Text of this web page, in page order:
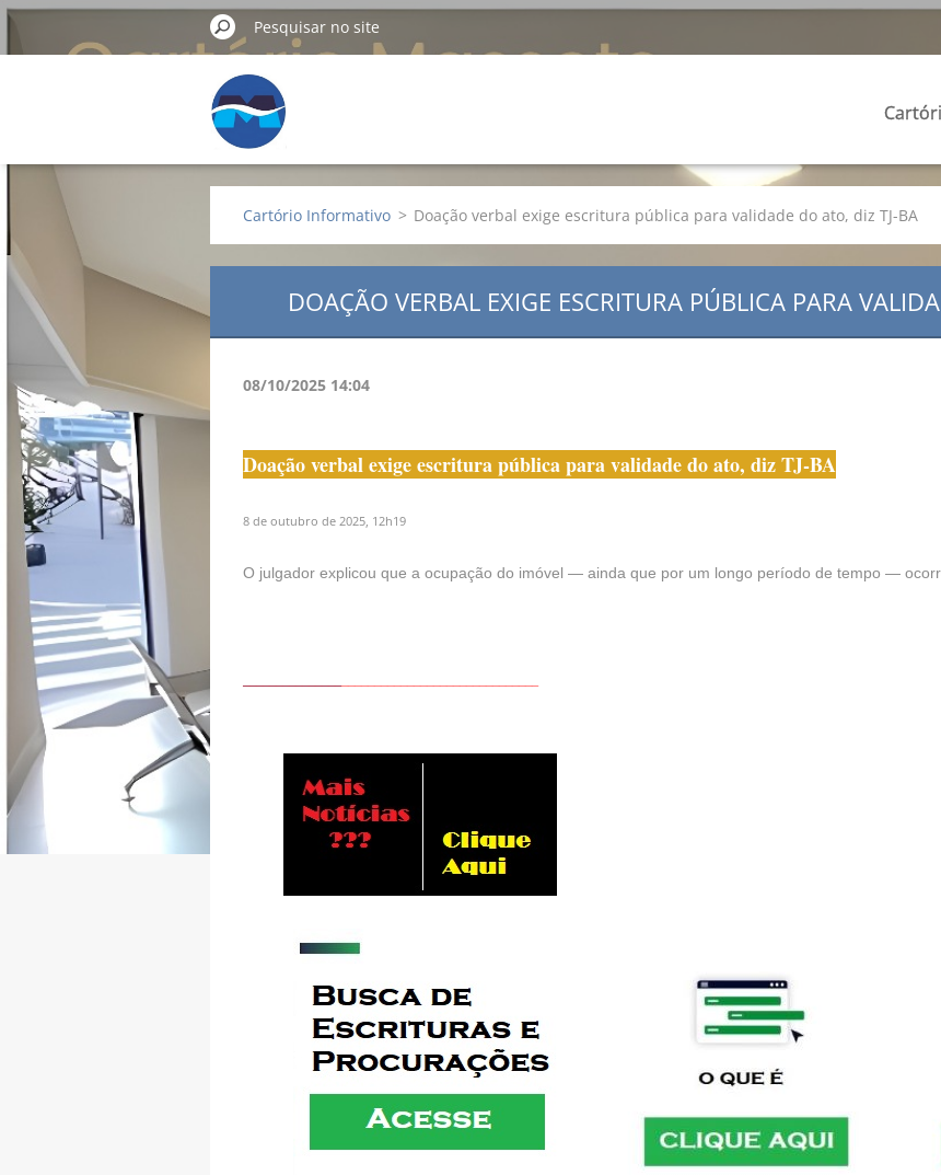
Cartório Informativo > Doação verbal exige escritura pública para validade do ato, diz TJ-BA
DOAÇÃO VERBAL EXIGE ESCRITURA PÚBLICA PARA
08/10/2025 14:04
Doação verbal exige escritura pública para validade do ato, diz TJ-BA
8 de outubro de 2025, 12h19
O julgador explicou que a ocupação do imóvel — ainda que por um longo período de tempo —